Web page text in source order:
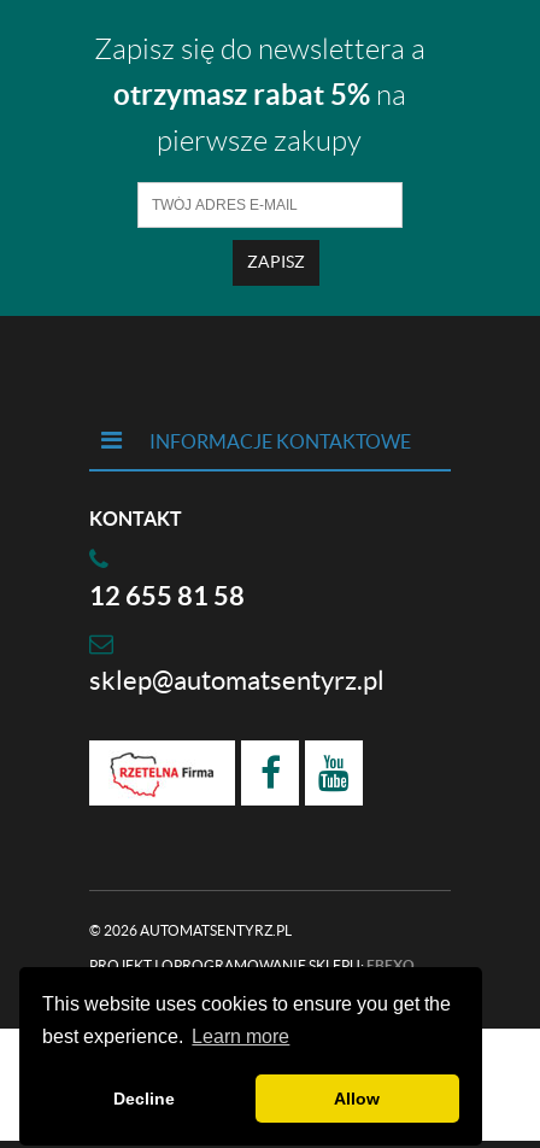
This website uses cookies to ensure you get the
best experience.
Learn more
Decline Allow
Zapisz się do newslettera a
otrzymasz rabat 5%na
pierwsze zakupy
ZAPISZ
INFORMACJE KONTAKTOWE
KONTAKT
12 655 81 58
sklep@automatsentyrz.pl
© 2026 AUTOMATSENTYRZ.PL
PROJEKT I OPROGRAMOWANIE SKLEPU:EBEXO
Polityką Plików CookiesMożesz
określić warunki przechowywania lub dostępu
do plików cookies w Twojej przeglądarce.